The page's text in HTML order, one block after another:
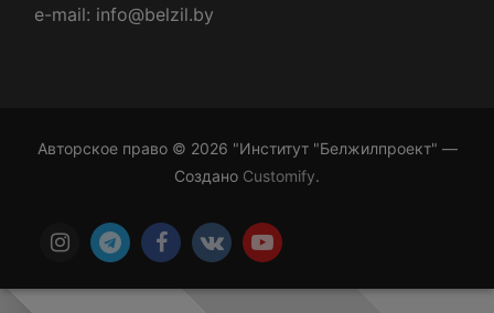
e-mail: info@belzil.by
Авторское право © 2026 "Институт "Белжилпроект" —
Создано Customify.